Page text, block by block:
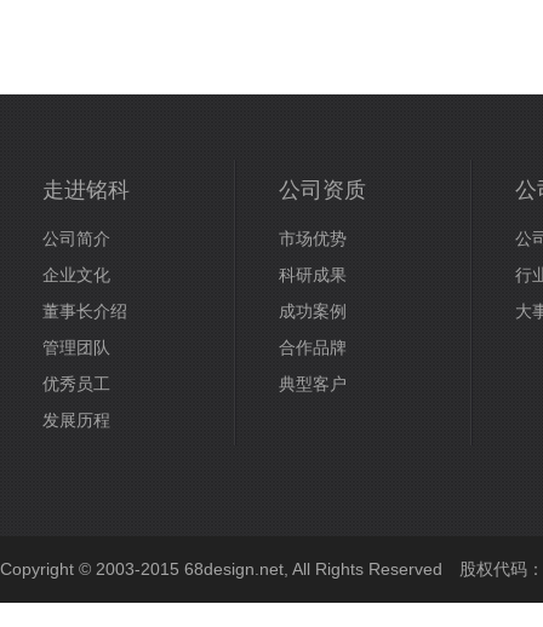
走进铭科
公司简介
企业文化
董事长介绍
管理团队
优秀员工
发展历程
公司资质
市场优势
科研成果
成功案例
合作品牌
典型客户
公
公
行
大
Copyright © 2003-2015 68design.net, All Rights Reserved 股权代码